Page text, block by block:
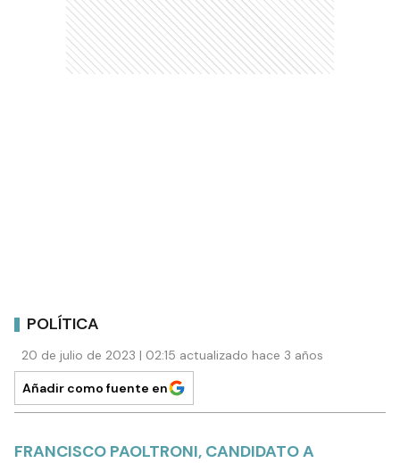
POLÍTICA
20 de julio de 2023 | 02:15 actualizado hace 3 años
Añadir como fuente en
FRANCISCO PAOLTRONI, CANDIDATO A